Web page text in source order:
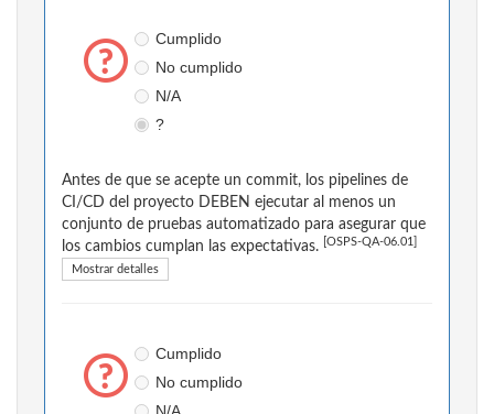
Cumplido
No cumplido
N/A
?
Antes de que se acepte un commit, los pipelines de
CI/CD del proyecto DEBEN ejecutar al menos un
conjunto de pruebas automatizado para asegurar que
los cambios cumplan las expectativas.
[OSPS-QA-06.01]
Mostrar detalles
Cumplido
No cumplido